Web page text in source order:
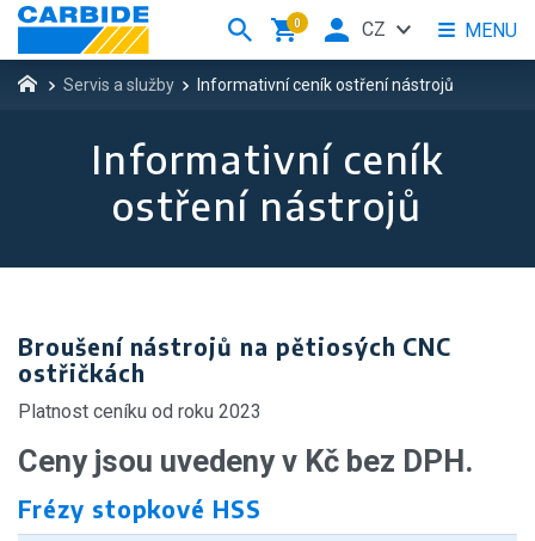
Servis a služby Informativní ceník ostření nástrojů
Informativní ceník
ostření nástrojů
Broušení nástrojů na pětiosých CNC
ostřičkách
Platnost ceníku od roku 2023
Ceny jsou uvedeny v Kč bez DPH.
Frézy stopkové HSS
0 MENU
CZ